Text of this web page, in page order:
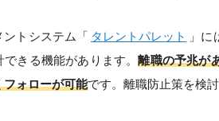
ントシステム「 タレントパレット
」に
できる機能があります。離職の予兆が
フォローが可能です。離職防止策を検